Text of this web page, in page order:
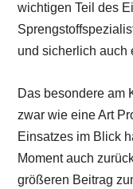
wichtigen Teil des
und sicherlich auch
Das besondere am
zwar wie eine Art
Einsatzes im Blick
Moment auch
größeren Beitrag